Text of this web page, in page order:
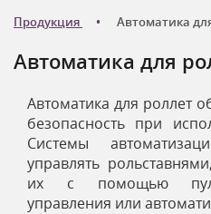
Продукция Автоматика
Автоматика для
Автоматика для роллет
безопасность при
Системы
управлять
их с помощью
управления или